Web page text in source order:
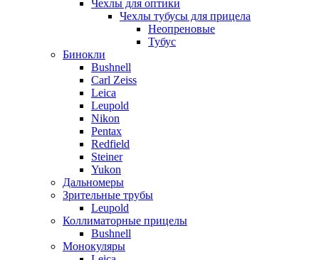
Чехлы для оптики
Чехлы тубусы для прицела
Неопреновые
Тубус
Бинокли
Bushnell
Carl Zeiss
Leica
Leupold
Nikon
Pentax
Redfield
Steiner
Yukon
Дальномеры
Зрительные трубы
Leupold
Коллиматорные прицелы
Bushnell
Монокуляры